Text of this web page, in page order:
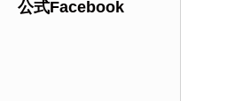
公式Facebook